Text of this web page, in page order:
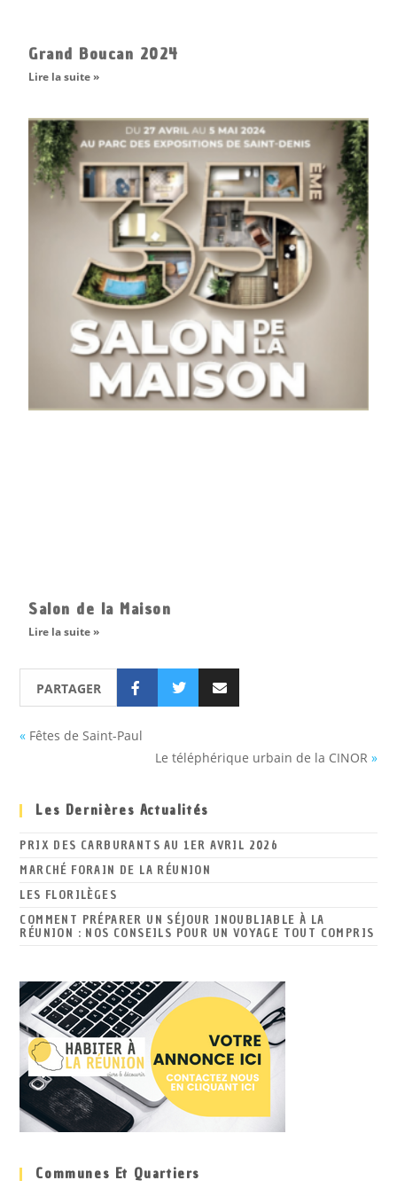
Grand Boucan 2024
Lire la suite »
Salon de la Maison
Lire la suite »
PARTAGER
« Fêtes de Saint-Paul
Le téléphérique urbain de la CINOR »
Les Dernières Actualités
PRIX DES CARBURANTS AU 1ER AVRIL 2026
MARCHÉ FORAIN DE LA RÉUNION
LES FLORILÈGES
COMMENT PRÉPARER UN SÉJOUR INOUBLIABLE À LA
RÉUNION : NOS CONSEILS POUR UN VOYAGE TOUT COMPRIS
Communes Et Quartiers